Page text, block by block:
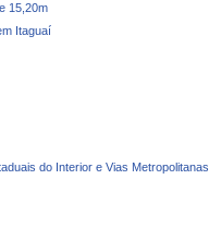
15,20m
Itaguaí
do Interior e Vias Metropolitanas